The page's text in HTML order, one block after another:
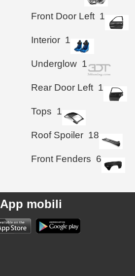
Front Door Left 1
Interior 1
Underglow 1
Rear Door Left 1
Tops 1
Roof Spoiler 18
Front Fenders 6
App mobili